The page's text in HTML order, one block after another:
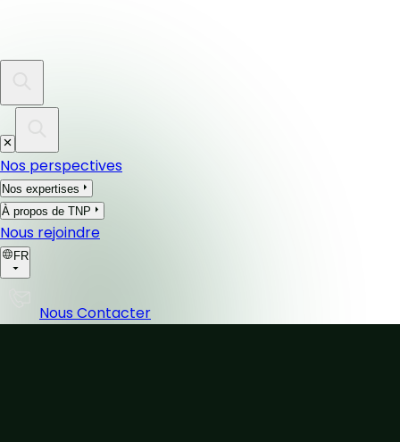
Nos perspectives
Nos expertises
À propos de TNP
Nous rejoindre
FR
Nous Contacter